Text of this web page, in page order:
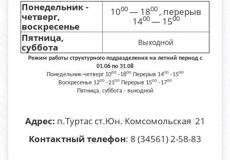
Понедельник -
четверг,
воскресенье
1000— 1800 , перерыв
1400— 1500
Пятница,
суббота
Выходной
Режим работы структурного подразделения на летний период с
01.06 по 31.08
Понедельник-четверг 1000-1800Перерыв 1400-1500
Воскресенье 1200-2100Перерыв 1500-1700
Пятница, суббота - выходной
Адрес: п.Туртас ст.Юн. Комсомольская 21
Контактный телефон: 8 (34561) 2-58-83